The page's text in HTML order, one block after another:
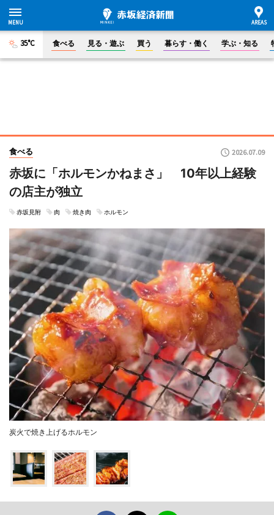
35°C 食べる 見る・遊ぶ 買う 暮らす・働く 学ぶ・知る
食べる 2026.07.09
赤坂に「ホルモンかねまさ」 10年以上経験
の店主が独立
赤坂見附 肉 焼き肉 ホルモン
炭火で焼き上げるホルモン